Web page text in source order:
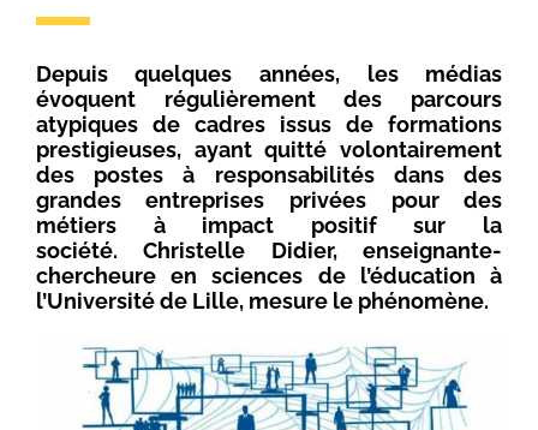
Depuis quelques années, les médias
évoquent régulièrement des parcours
atypiques de cadres issus de formations
prestigieuses, ayant quitté volontairement
des postes à responsabilités dans des
grandes entreprises privées pour des
métiers à impact positif sur la
société. Christelle Didier, enseignante-
chercheure en sciences de l’éducation à
l’Université de Lille, mesure le phénomène.